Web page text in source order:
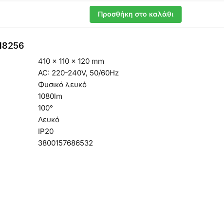
Προσθήκη στο καλάθι
410 × 110 × 120 mm
AC: 220-240V, 50/60Hz
Φυσικό λευκό
1080lm
100°
Λευκό
IP20
3800157686532